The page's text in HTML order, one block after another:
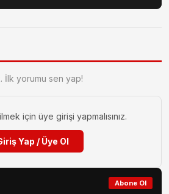
İlk yorumu sen yap!
için üye girişi yapmalısınız.
Yap / Üye Ol
Abone Ol